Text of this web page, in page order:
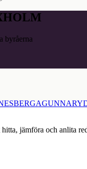
byråerna
jämföra och anlita